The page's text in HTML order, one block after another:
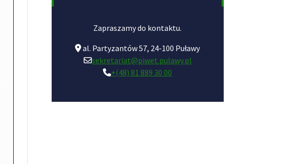
Zapraszamy do kontaktu.
al. Partyzantów 57, 24-100 Puławy
sekretariat@piwet.pulawy.pl
+(48) 81 889 30 00